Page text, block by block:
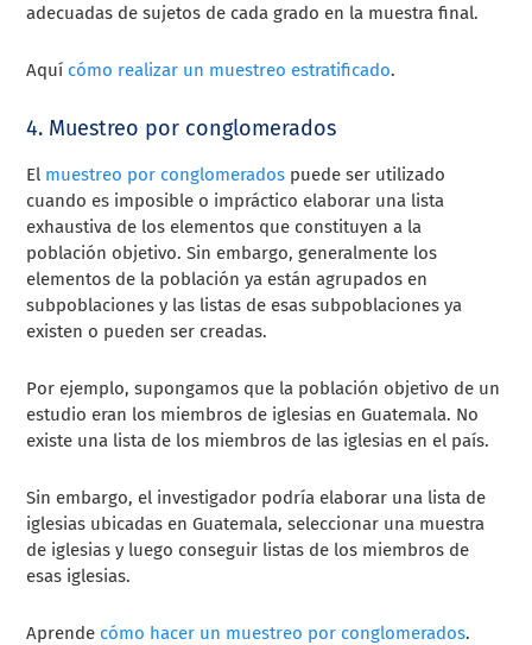
adecuadas de sujetos de cada grado en la muestra final.
Aquí cómo realizar un muestreo estratificado.
4. Muestreo por conglomerados
El muestreo por conglomerados puede ser utilizado
cuando es imposible o impráctico elaborar una lista
exhaustiva de los elementos que constituyen a la
población objetivo. Sin embargo, generalmente los
elementos de la población ya están agrupados en
subpoblaciones y las listas de esas subpoblaciones ya
existen o pueden ser creadas.
Por ejemplo, supongamos que la población objetivo de un
estudio eran los miembros de iglesias en Guatemala. No
existe una lista de los miembros de las iglesias en el país.
Sin embargo, el investigador podría elaborar una lista de
iglesias ubicadas en Guatemala, seleccionar una muestra
de iglesias y luego conseguir listas de los miembros de
esas iglesias.
Aprende cómo hacer un muestreo por conglomerados.